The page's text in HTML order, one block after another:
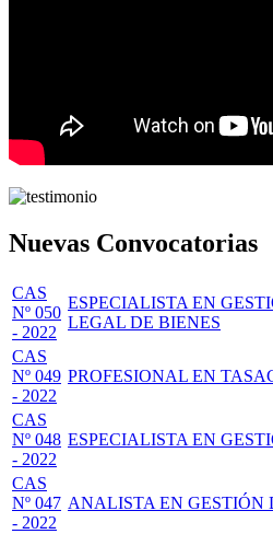
Nuevas Convocatorias
CAS
Nº 050
- 2022
ESPECIALISTA EN
LEGAL DE BIENES
CAS
Nº 049
- 2022
PROFESIONAL EN
CAS
Nº 048
- 2022
ESPECIALISTA EN
CAS
Nº 047
- 2022
ANALISTA EN GESTIÓN